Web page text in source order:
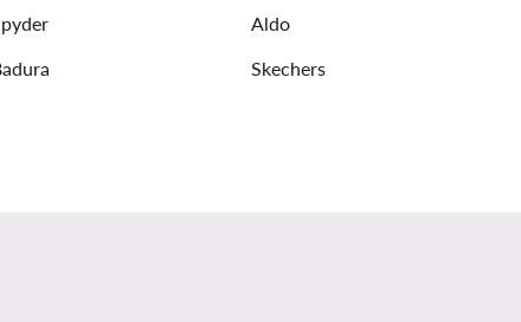
Aldo
Skechers